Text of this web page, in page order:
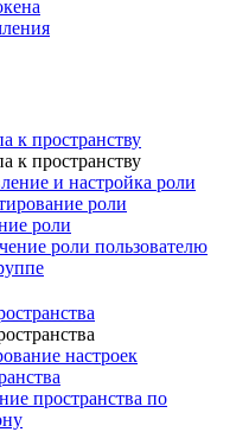
к пространству
к пространству
и настройка роли
роли
роли
роли пользователю
настроек
пространства по